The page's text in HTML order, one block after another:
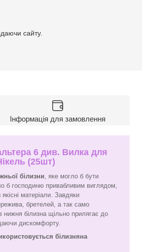
сайту.
Інформація для замовлення
6 див. Вилка для
(25шт)
білизни, яке могло б бути
б господиню привабливим виглядом,
матеріали. Завдяки
бретелей, а так само
нижня білизна щільно прилягає до
дискомфорту.
білизняна